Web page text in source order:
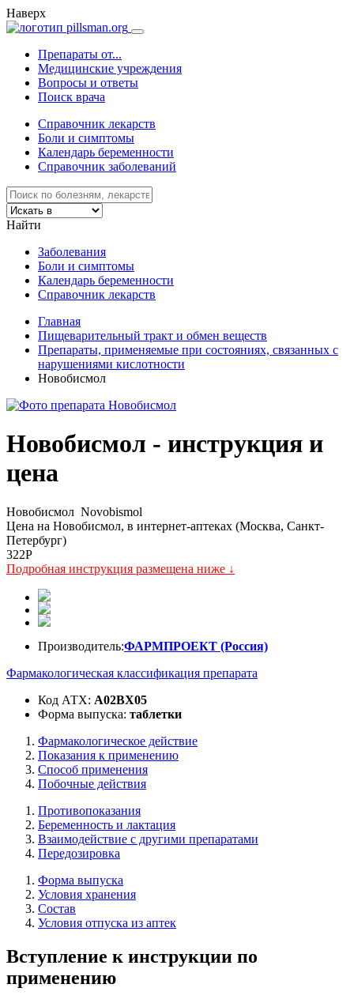
Наверх
Препараты от...
Медицинские учреждения
Вопросы и ответы
Поиск врача
Справочник лекарств
Боли и симптомы
Календарь беременности
Справочник заболеваний
Найти
Заболевания
Боли и симптомы
Календарь беременности
Справочник лекарств
Главная
Пищеварительный тракт и обмен веществ
Препараты, применяемые при состояниях, связанных с
нарушениями кислотности
Новобисмол
Новобисмол - инструкция и
цена
Новобисмол Novobismol
Цена на Новобисмол, в интернет-аптеках (Москва, Санкт-
Петербург)
322P
Подробная инструкция размещена ниже ↓
Производитель:ФАРМПРОЕКТ (Россия)
Фармакологическая классификация препарата
Код АТХ: A02BX05
Форма выпуска: таблетки
Фармакологическое действие
Показания к применению
Способ применения
Побочные действия
Противопоказания
Беременность и лактация
Взаимодействие с другими препаратами
Передозировка
Форма выпуска
Условия хранения
Состав
Условия отпуска из аптек
Вступление к инструкции по
применению